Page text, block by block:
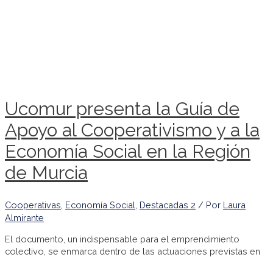
Ucomur presenta la Guía de
Apoyo al Cooperativismo y a la
Economía Social en la Región
de Murcia
Cooperativas Economía Social Destacadas 2 / Por Laura
Almirante
El documento, un indispensable para el emprendimiento
colectivo, se enmarca dentro de las actuaciones previstas en